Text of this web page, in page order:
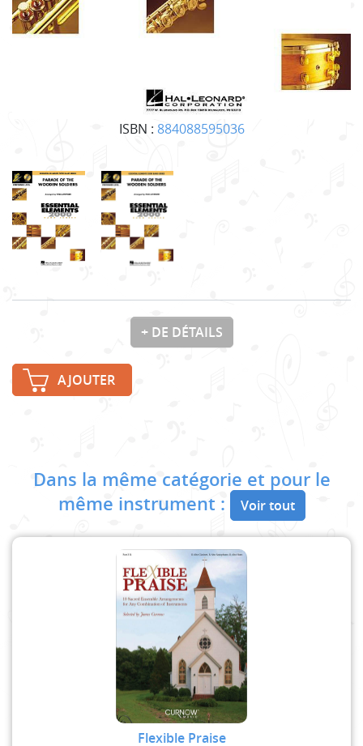
ISBN : 884088595036
+ DE DÉTAILS
AJOUTER
Dans la même catégorie et pour le
même instrument :
Voir tout
Flexible Praise